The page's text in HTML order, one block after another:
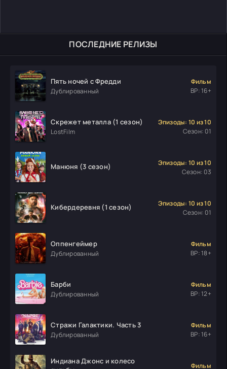
ПОСЛЕДНИЕ РЕЛИЗЫ
Пять ночей с Фредди
Дублированный
Фильм
ВР: 16+
Скрежет металла (1 сезон)
LostFilm
Эпизоды: 10 из 10
Сезон: 01
Манюня (3 сезон)
Эпизоды: 10 из 10
Сезон: 03
Кибердеревня (1 сезон)
Эпизоды: 10 из 10
Сезон: 01
Оппенгеймер
Дублированный
Фильм
ВР: 18+
Барби
Дублированный
Фильм
ВР: 12+
Стражи Галактики. Часть 3
Дублированный
Фильм
ВР: 16+
Индиана Джонс и колесо
Фильм